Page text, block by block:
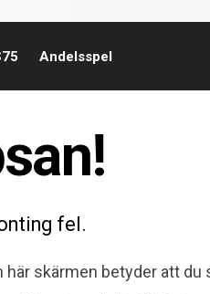
Andelsspel
fel.
här skärmen betyder att du